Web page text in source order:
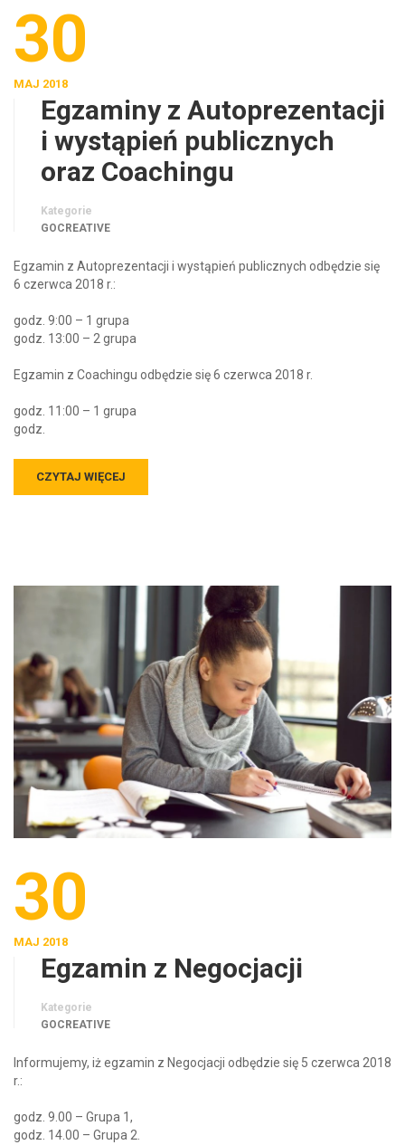
30
MAJ 2018
Egzaminy z Autoprezentacji
i wystąpień publicznych
oraz Coachingu
Kategorie
GOCREATIVE
Egzamin z Autoprezentacji i wystąpień publicznych odbędzie się
6 czerwca 2018 r.:
godz. 9:00 – 1 grupa
godz. 13:00 – 2 grupa
Egzamin z Coachingu odbędzie się 6 czerwca 2018 r.
godz. 11:00 – 1 grupa
godz.
CZYTAJ WIĘCEJ
30
MAJ 2018
Egzamin z Negocjacji
Kategorie
GOCREATIVE
Informujemy, iż egzamin z Negocjacji odbędzie się 5 czerwca 2018
r.:
godz. 9.00 – Grupa 1,
godz. 14.00 – Grupa 2.